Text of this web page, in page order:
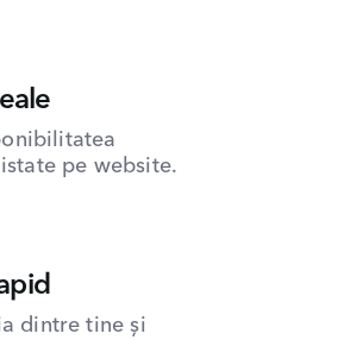
pe website.
dintre tine și